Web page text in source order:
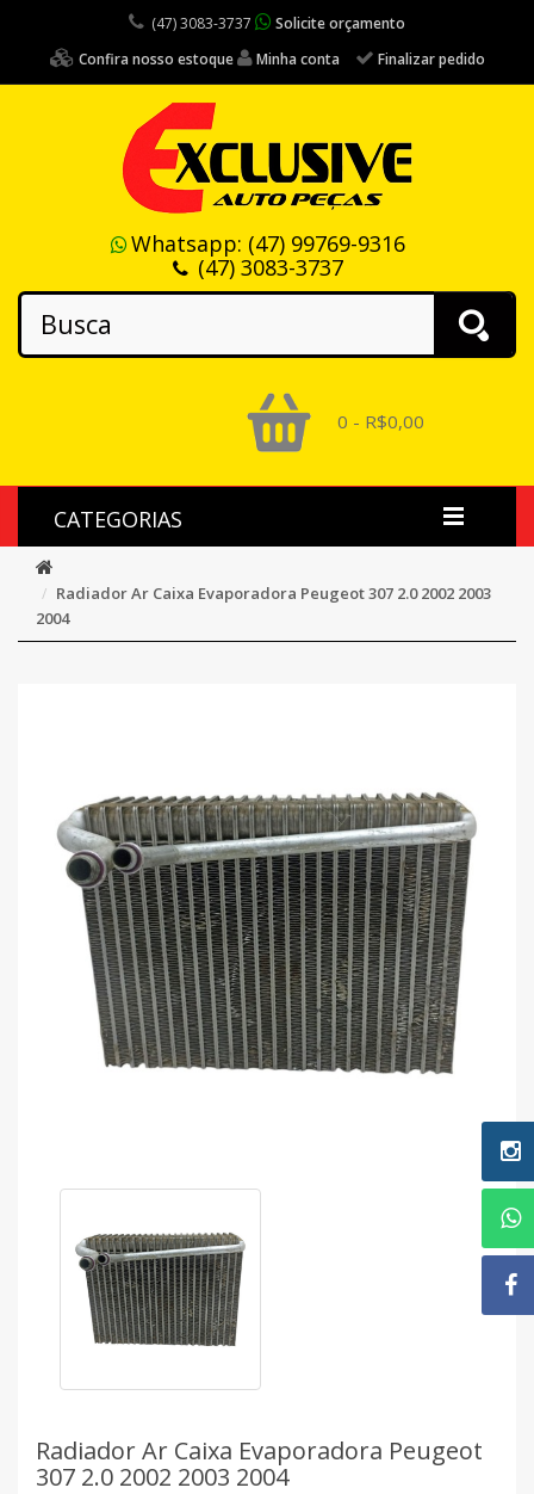
(47) 3083-3737
Solicite orçamento
Confira nosso estoque
Minha conta Finalizar pedido
Whatsapp: (47) 99769-9316
(47) 3083-3737
0 - R$0,00
CATEGORIAS
Radiador Ar Caixa Evaporadora Peugeot 307 2.0 2002 2003
2004
Radiador Ar Caixa Evaporadora Peugeot
307 2.0 2002 2003 2004